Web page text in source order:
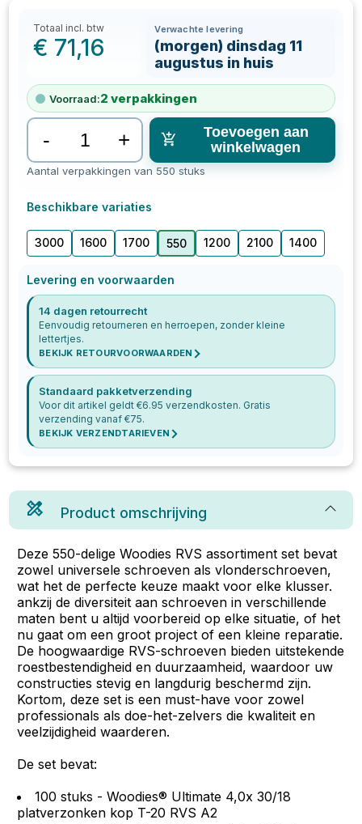
Totaal incl. btw
€ 71,16
Verwachte levering
(morgen) dinsdag 11
augustus in huis
Voorraad:2 verpakkingen
- +
Toevoegen aan
winkelwagen
Aantal verpakkingen van 550 stuks
Beschikbare variaties
3000 1600 1700 550 1200 2100 1400
Levering en voorwaarden
14 dagen retourrecht
Eenvoudig retourneren en herroepen, zonder kleine
lettertjes.
BEKIJK RETOURVOORWAARDEN
Standaard pakketverzending
Voor dit artikel geldt €6.95 verzendkosten. Gratis
verzending vanaf €75.
BEKIJK VERZENDTARIEVEN
Product omschrijving
Deze 550-delige Woodies RVS assortiment set bevat
zowel universele schroeven als vlonderschroeven,
wat het de perfecte keuze maakt voor elke klusser.
ankzij de diversiteit aan schroeven in verschillende
maten bent u altijd voorbereid op elke situatie, of het
nu gaat om een groot project of een kleine reparatie.
De hoogwaardige RVS-schroeven bieden uitstekende
roestbestendigheid en duurzaamheid, waardoor uw
constructies stevig en langdurig beschermd zijn.
Kortom, deze set is een must-have voor zowel
professionals als doe-het-zelvers die kwaliteit en
veelzijdigheid waarderen.
De set bevat:
100 stuks - Woodies® Ultimate 4,0x 30/18
platverzonken kop T-20 RVS A2